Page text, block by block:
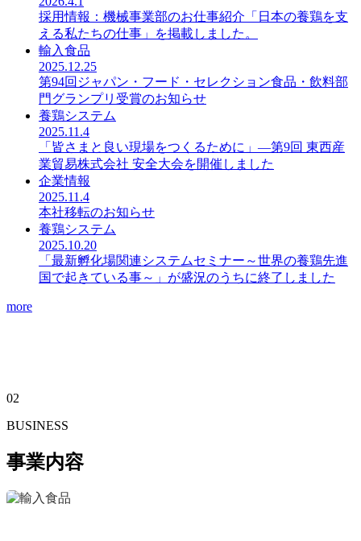
採用情報：機械事業部のお仕事紹介「日本の養鶏を支
える私たちの仕事」を掲載しました。
輸入食品
2025.12.25
第94回ジャパン・フード・セレクション食品・飲料部
門グランプリ受賞のお知らせ
養鶏システム
2025.11.4
「皆さまと良い現場をつくるために」―第9回 東西産
業貿易株式会社 安全大会を開催しました
企業情報
2025.11.4
本社移転のお知らせ
養鶏システム
2025.10.20
「最新孵化場関連システムセミナー～世界の養鶏先進
国で起きている事～」が盛況のうちに終了しました
more
02
BUSINESS
事業内容